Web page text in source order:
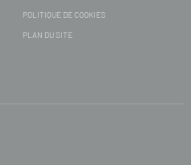
POLITIQUE DE COOKIES
PLAN DU SITE